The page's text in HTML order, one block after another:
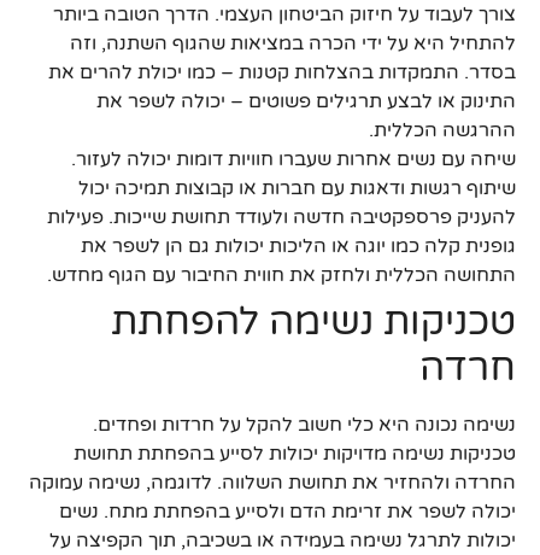
צורך לעבוד על חיזוק הביטחון העצמי. הדרך הטובה ביותר
להתחיל היא על ידי הכרה במציאות שהגוף השתנה, וזה
בסדר. התמקדות בהצלחות קטנות – כמו יכולת להרים את
התינוק או לבצע תרגילים פשוטים – יכולה לשפר את
ההרגשה הכללית.
שיחה עם נשים אחרות שעברו חוויות דומות יכולה לעזור.
שיתוף רגשות ודאגות עם חברות או קבוצות תמיכה יכול
להעניק פרספקטיבה חדשה ולעודד תחושת שייכות. פעילות
גופנית קלה כמו יוגה או הליכות יכולות גם הן לשפר את
התחושה הכללית ולחזק את חווית החיבור עם הגוף מחדש.
טכניקות נשימה להפחתת
חרדה
נשימה נכונה היא כלי חשוב להקל על חרדות ופחדים.
טכניקות נשימה מדויקות יכולות לסייע בהפחתת תחושת
החרדה ולהחזיר את תחושת השלווה. לדוגמה, נשימה עמוקה
יכולה לשפר את זרימת הדם ולסייע בהפחתת מתח. נשים
יכולות לתרגל נשימה בעמידה או בשכיבה, תוך הקפיצה על